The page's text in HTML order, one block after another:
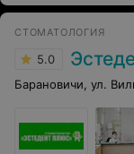
СТОМАТОЛОГИЯ
5.0
Барановичи, ул.